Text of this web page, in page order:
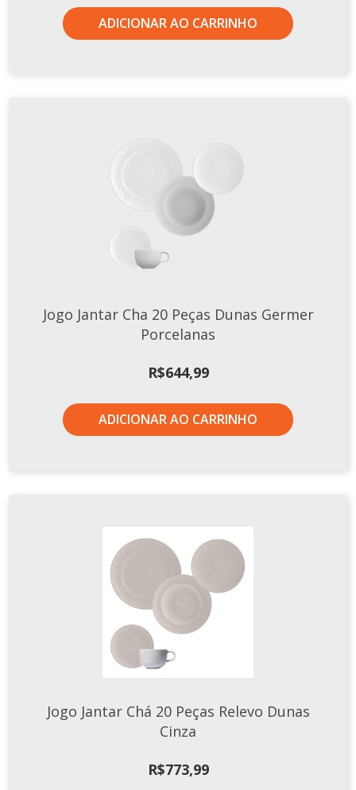
ADICIONAR AO CARRINHO
Jogo Jantar Cha 20 Peças Dunas Germer
Porcelanas
R$644,99
ADICIONAR AO CARRINHO
Jogo Jantar Chá 20 Peças Relevo Dunas
Cinza
R$773,99